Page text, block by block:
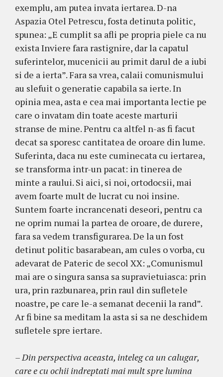
exemplu, am putea invata iertarea. D-na
Aspazia Otel Petrescu, fosta detinuta politic,
spunea: „E cumplit sa afli pe propria piele ca nu
exista Inviere fara rastignire, dar la capatul
suferintelor, mucenicii au primit darul de a iubi
si de a ierta”. Fara sa vrea, calaii comunismului
au slefuit o generatie capabila sa ierte. In
opinia mea, asta e cea mai importanta lectie pe
care o invatam din toate aceste marturii
stranse de mine. Pentru ca altfel n-as fi facut
decat sa sporesc cantitatea de oroare din lume.
Suferinta, daca nu este cuminecata cu iertarea,
se transforma intr-un pacat: in tinerea de
minte a raului. Si aici, si noi, ortodocsii, mai
avem foarte mult de lucrat cu noi insine.
Suntem foarte incrancenati deseori, pentru ca
ne oprim numai la partea de oroare, de durere,
fara sa vedem transfigurarea. De la un fost
detinut politic basarabean, am cules o vorba, cu
adevarat de Pateric de secol XX: „Comunismul
mai are o singura sansa sa supravietuiasca: prin
ura, prin razbunarea, prin raul din sufletele
noastre, pe care le-a semanat decenii la rand”.
Ar fi bine sa meditam la asta si sa ne deschidem
sufletele spre iertare.
– Din perspectiva aceasta, inteleg ca un calugar,
care e cu ochii indreptati mai mult spre lumina